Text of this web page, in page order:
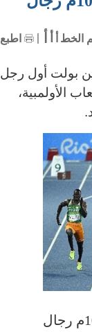
اطبع الخط
يوسين بولت أول رجل
100م رجال في الألعاب الأولمبية،
.